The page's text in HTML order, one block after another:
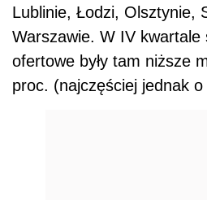
Lublinie, Łodzi, Olsztynie,
Warszawie. W IV kwartale
ofertowe były tam niższe
proc. (najczęściej jednak